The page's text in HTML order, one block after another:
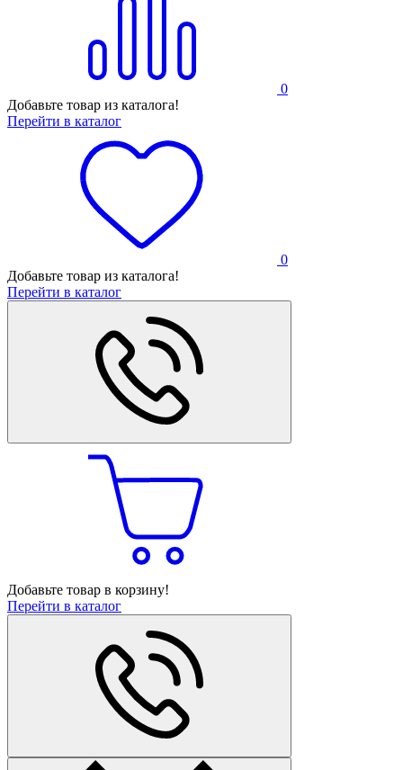
0
Добавьте товар из каталога!
Перейти в каталог
0
Добавьте товар из каталога!
Перейти в каталог
Добавьте товар в корзину!
Перейти в каталог